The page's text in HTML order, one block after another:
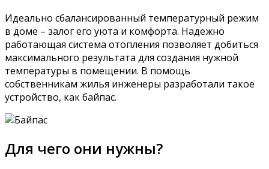
Идеально сбалансированный температурный режим
в доме – залог его уюта и комфорта. Надежно
работающая система отопления позволяет добиться
максимального результата для создания нужной
температуры в помещении. В помощь
собственникам жилья инженеры разработали такое
устройство, как байпас.
Для чего они нужны?